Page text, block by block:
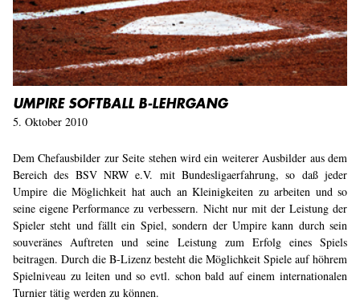
UMPIRE SOFTBALL B-LEHRGANG
5. Oktober 2010
Dem Chefausbilder zur Seite stehen wird ein weiterer Ausbilder aus dem
Bereich des BSV NRW e.V. mit Bundesligaerfahrung, so daß jeder
Umpire die Möglichkeit hat auch an Kleinigkeiten zu arbeiten und so
seine eigene Performance zu verbessern. Nicht nur mit der Leistung der
Spieler steht und fällt ein Spiel, sondern der Umpire kann durch sein
souveränes Auftreten und seine Leistung zum Erfolg eines Spiels
beitragen. Durch die B-Lizenz besteht die Möglichkeit Spiele auf höhrem
Spielniveau zu leiten und so evtl. schon bald auf einem internationalen
Turnier tätig werden zu können.